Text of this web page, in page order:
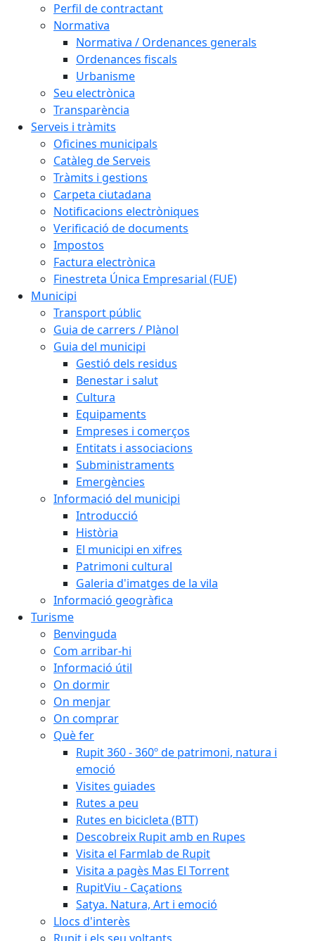
Perfil de contractant
Normativa
Normativa / Ordenances generals
Ordenances fiscals
Urbanisme
Seu electrònica
Transparència
Serveis i tràmits
Oficines municipals
Catàleg de Serveis
Tràmits i gestions
Carpeta ciutadana
Notificacions electròniques
Verificació de documents
Impostos
Factura electrònica
Finestreta Única Empresarial (FUE)
Municipi
Transport públic
Guia de carrers / Plànol
Guia del municipi
Gestió dels residus
Benestar i salut
Cultura
Equipaments
Empreses i comerços
Entitats i associacions
Subministraments
Emergències
Informació del municipi
Introducció
Història
El municipi en xifres
Patrimoni cultural
Galeria d'imatges de la vila
Informació geogràfica
Turisme
Benvinguda
Com arribar-hi
Informació útil
On dormir
On menjar
On comprar
Què fer
Rupit 360 - 360º de patrimoni, natura i
emoció
Visites guiades
Rutes a peu
Rutes en bicicleta (BTT)
Descobreix Rupit amb en Rupes
Visita el Farmlab de Rupit
Visita a pagès Mas El Torrent
RupitViu - Caçations
Satya. Natura, Art i emoció
Llocs d'interès